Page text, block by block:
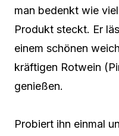
man bedenkt wie
Produkt steckt. Er
einem schönen
kräftigen Rotwein
genießen.
Probiert ihn einmal